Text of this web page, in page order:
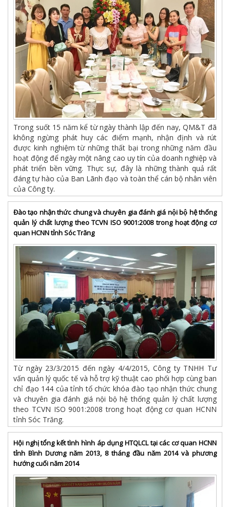
Trong suốt 15 năm kể từ ngày thành lập đến nay, QM&T đã
không ngừng phát huy các điểm mạnh, nhận định và rút
được kinh nghiệm từ những thất bại trong những năm đầu
hoạt động để ngày một nâng cao uy tín của doanh nghiệp và
phát triển bền vững. Thực sự, đây là những thành quả rất
đáng tự hào của Ban Lãnh đạo và toàn thể cán bộ nhân viên
của Công ty.
Đào tạo nhận thức chung và chuyên gia đánh giá nội bộ hệ thống
quản lý chất lượng theo TCVN ISO 9001:2008 trong hoạt động cơ
quan HCNN tỉnh Sóc Trăng
Từ ngày 23/3/2015 đến ngày 4/4/2015, Công ty TNHH Tư
vấn quản lý quốc tế và hỗ trợ kỹ thuật cao phối hợp cùng ban
chỉ đạo 144 của tỉnh tổ chức khóa đào tạo nhận thức chung
và chuyên gia đánh giá nội bộ hệ thống quản lý chất lượng
theo TCVN ISO 9001:2008 trong hoạt động cơ quan HCNN
tỉnh Sóc Trăng.
Hội nghị tổng kết tình hình áp dụng HTQLCL tại các cơ quan HCNN
tỉnh Bình Dương năm 2013, 8 tháng đầu năm 2014 và phương
hướng cuối năm 2014